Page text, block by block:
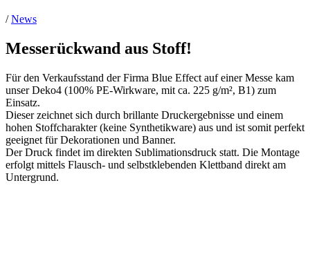
/News
Messerückwand aus Stoff!
Für den Verkaufsstand der Firma Blue Effect auf einer Messe kam
unser Deko4 (100% PE-Wirkware, mit ca. 225 g/m², B1) zum
Einsatz.
Dieser zeichnet sich durch brillante Druckergebnisse und einem
hohen Stoffcharakter (keine Synthetikware) aus und ist somit perfekt
geeignet für Dekorationen und Banner.
Der Druck findet im direkten Sublimationsdruck statt. Die Montage
erfolgt mittels Flausch- und selbstklebenden Klettband direkt am
Untergrund.